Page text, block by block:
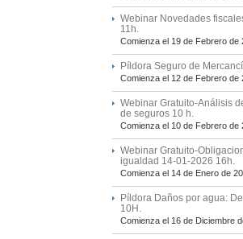
Webinar Novedades
11h.
Comienza el 19 de Febrero de
Píldora Seguro de
Comienza el 12 de Febrero de
Webinar Gratuito-Análisis
de seguros 10 h.
Comienza el 10 de Febrero de
Webinar Gratuito-
igualdad 14-01-2026 16h.
Comienza el 14 de Enero de
Píldora Daños por agua:
10H.
Comienza el 16 de Diciembre